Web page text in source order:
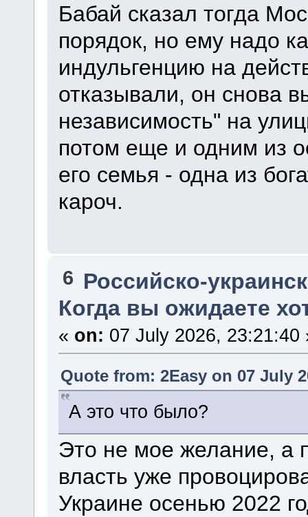
Бабай сказал тогда
порядок, но ему надо
индульгенцию на
отказывали, он снова
независимость" на
потом еще и одним из
его семья - одна из
кароч.
6 Российско-
Когда вы ожидаете
« on: 07 July 2026, 23:21:40
Quote from: 2Easy on 07 July
А это что было?
Это не мое желание, а
власть уже
Украине осенью 2022